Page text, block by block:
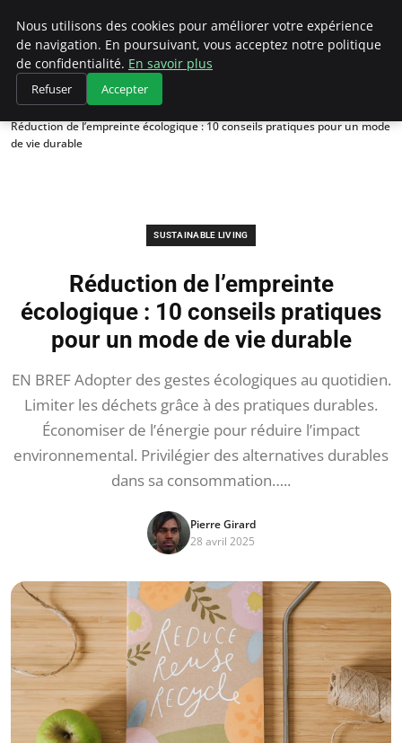
Climategatecountryclub.com
Accueil
Sustainable Living
Réduction de l’empreinte écologique : 10 conseils pratiques pour un mode
de vie durable
SUSTAINABLE LIVING
Réduction de l’empreinte
écologique : 10 conseils pratiques
pour un mode de vie durable
EN BREF Adopter des gestes écologiques au quotidien.
Limiter les déchets grâce à des pratiques durables.
Économiser de l’énergie pour réduire l’impact
environnemental. Privilégier des alternatives durables
dans sa consommation…..
Pierre Girard
28 avril 2025
Nous utilisons des cookies pour améliorer votre expérience
de navigation. En poursuivant, vous acceptez notre politique
de confidentialité. En savoir plus
Refuser Accepter